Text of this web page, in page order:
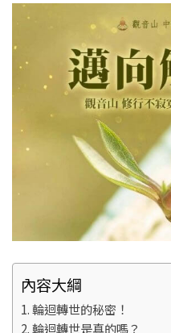
內容大綱
輪迴轉世的秘密！
輪迴轉世是真的嗎？